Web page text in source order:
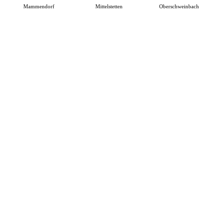
Mammendorf Mittelstetten Oberschweinbach